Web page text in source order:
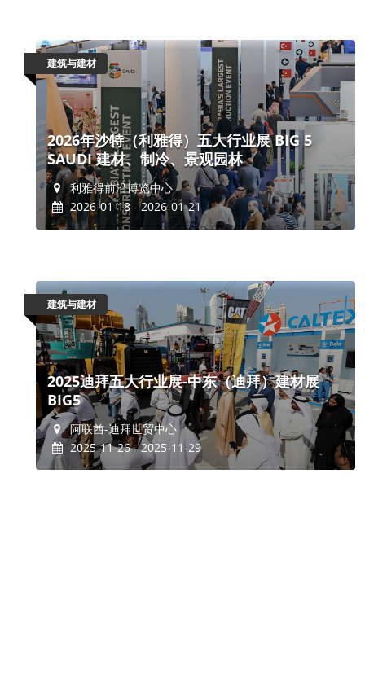
建筑与建材
2026年沙特（利雅得）五大行业展 BIG 5
SAUDI 建材、制冷、景观园林
利雅得前沿博览中心
2026-01-18 - 2026-01-21
建筑与建材
2025迪拜五大行业展-中东（迪拜）建材展
BIG5
阿联酋-迪拜世贸中心
2025-11-26 - 2025-11-29